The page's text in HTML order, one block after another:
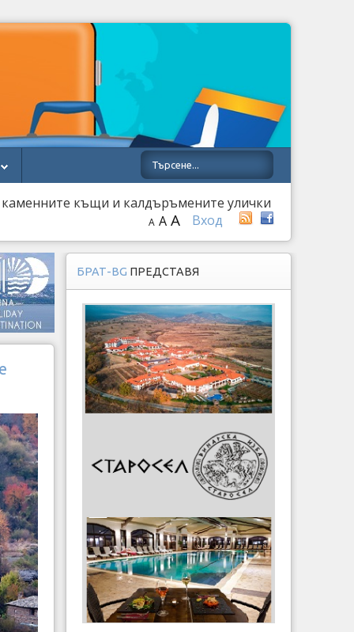
каменните къщи и калдъръмените улички
Вход
A A A
БРАТ-BG ПРЕДСТАВЯ